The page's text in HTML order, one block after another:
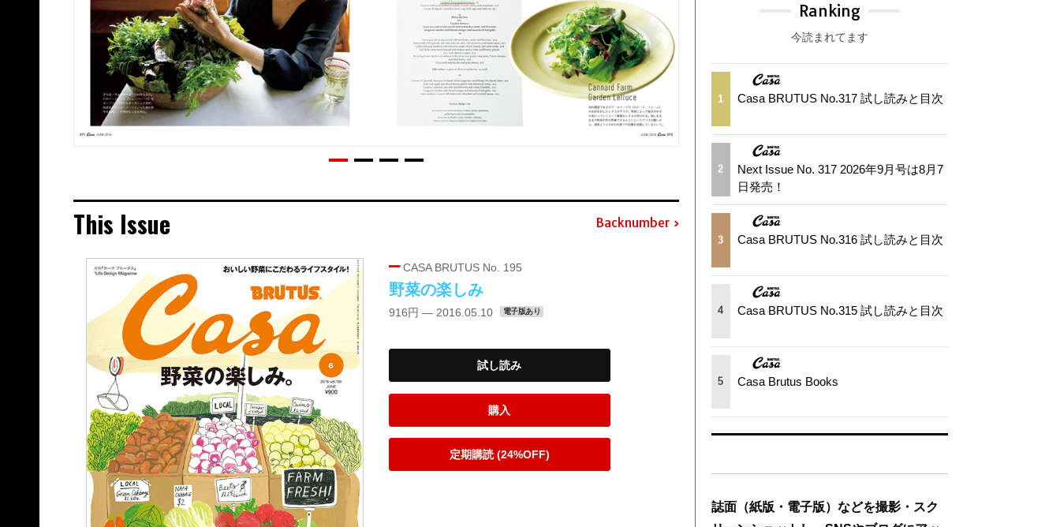
This Issue Backnumber
CASA BRUTUS No. 195
野菜の楽しみ
916円 — 2016.05.10 電子版あり
試し読み
購入
定期購読 (24%OFF)
Ranking
今読まれてます
1 Casa BRUTUS No.317 試し読みと目次
2
Next Issue No. 317 2026年9月号は8月7
日発売！
3 Casa BRUTUS No.316 試し読みと目次
4 Casa BRUTUS No.315 試し読みと目次
5 Casa Brutus Books
誌面（紙版・電子版）などを撮影・スク